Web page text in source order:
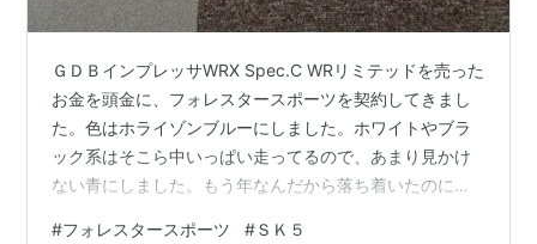
ＧＤＢインプレッサWRX Spec.C WRリミテッドを売った
お金を頭金に、フォレスタースポーツを契約してきまし
た。色はホライゾンブルーにしました。ホワイトやブラ
ック系はそこら中いっぱい走ってるので、あまり見かけ
ない青にしました。もう年なんだから落ち着いたのにす
#フォレスタースポーツ #ＳＫ５